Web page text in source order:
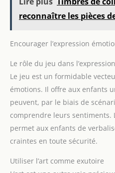
reconnaître les pièces
Encourager l’expression
Le rôle du jeu dans
Le jeu est un formidable
émotions. Il offre aux enfants
peuvent, par le biais de
comprendre leurs sentiments.
permet aux enfants de
craintes en toute sécurité.
Utiliser l’art comme exutoire